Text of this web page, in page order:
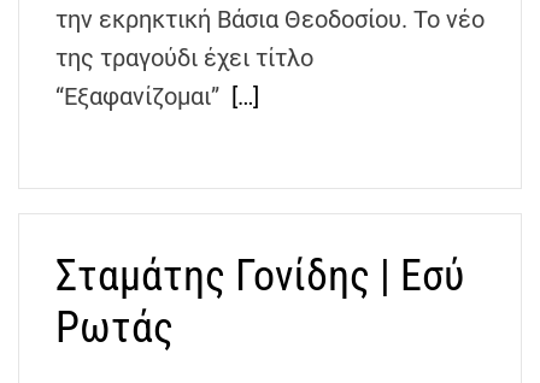
την εκρηκτική Βάσια Θεοδοσίου. Το νέο
της τραγούδι έχει τίτλο
“Εξαφανίζομαι” […]
Σταμάτης Γονίδης | Εσύ
Ρωτάς